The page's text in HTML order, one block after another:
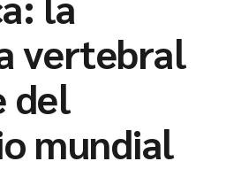
vertebral
del
mundial